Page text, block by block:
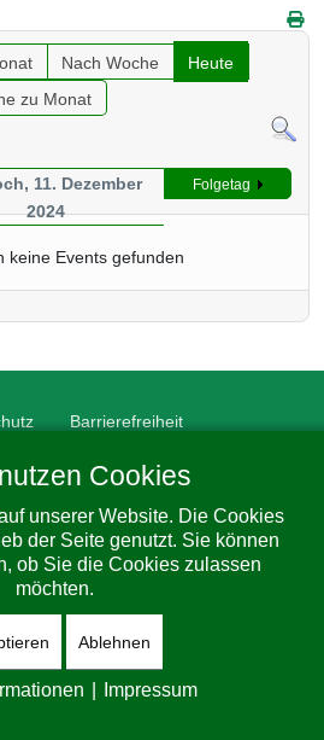
Nach Woche
Heute
zu Monat
11. Dezember
2024
Folgetag
keine Events gefunden
Barrierefreiheit
All Rights Reserved. Designed By
JoomShaperCookies
unserer Website. Die Cookies
der Seite genutzt. Sie können
ob Sie die Cookies zulassen
möchten.
Ablehnen
| Impressum